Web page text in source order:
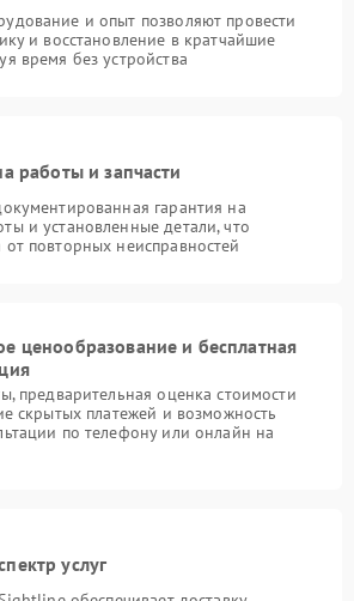
и опыт позволяют провести
и восстановление в кратчайшие
время без устройства
работы и запчасти
гарантия на
и установленные детали, что
повторных неисправностей
ценообразование и бесплатная
предварительная оценка стоимости
скрытых платежей и возможность
по телефону или онлайн на
услуг